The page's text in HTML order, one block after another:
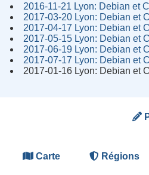
2016-11-21 Lyon: Debian et
2017-03-20 Lyon: Debian et
2017-04-17 Lyon: Debian et
2017-05-15 Lyon: Debian et
2017-06-19 Lyon: Debian et
2017-07-17 Lyon: Debian et
2017-01-16 Lyon: Debian et
Carte Régions